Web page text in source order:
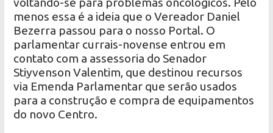
voltando-se para problemas oncológicos. Pelo
menos essa é a ideia que o Vereador Daniel
Bezerra passou para o nosso Portal. O
parlamentar currais-novense entrou em
contato com a assessoria do Senador
Stiyvenson Valentim, que destinou recursos
via Emenda Parlamentar que serão usados
para a construção e compra de equipamentos
do novo Centro.